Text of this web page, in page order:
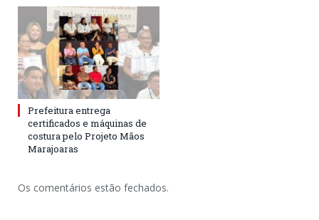
Prefeitura entrega
certificados e máquinas de
costura pelo Projeto Mãos
Marajoaras
Os comentários estão fechados.